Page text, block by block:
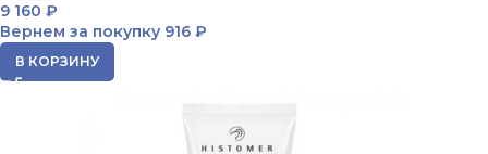
9 160 ₽
Вернем за покупку 916 ₽
В КОРЗИНУ